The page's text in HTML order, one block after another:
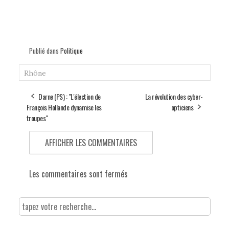
Publié dans Politique
Rhône
Darne (PS) : "L'élection de
François Hollande dynamise les
troupes"
La révolution des cyber-
opticiens
AFFICHER LES COMMENTAIRES
Les commentaires sont fermés